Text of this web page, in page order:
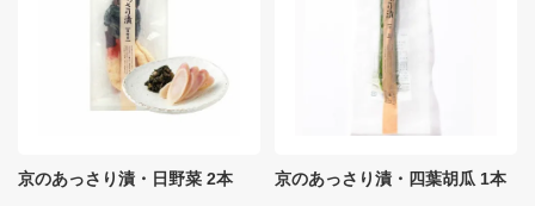
京のあっさり漬・日野菜 2本 京のあっさり漬・四葉胡瓜 1本